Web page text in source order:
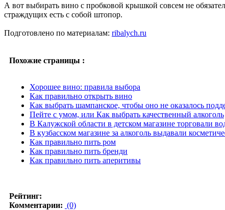
А вот выбирать вино с пробковой крышкой совсем не
страждущих есть с собой штопор.
Подготовлено по материалам: ribalych.ru
Похожие страницы :
Хорошее вино: правила выбора
Как правильно открыть вино
Как выбрать шампанское, чтобы оно не оказалось
Пейте с умом, или Как выбрать качественный алкоголь
В Калужской области в детском магазине торговали
В кузбасском магазине за алкоголь выдавали
Как правильно пить ром
Как правильно пить бренди
Как правильно пить аперитивы
Рейтинг:
Комментарии: (0)